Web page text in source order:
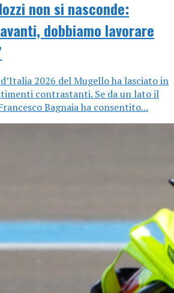
non si nasconde:
dobbiamo lavorare
2026 del Mugello ha lasciato in
contrastanti. Se da un lato il
Bagnaia ha consentito...